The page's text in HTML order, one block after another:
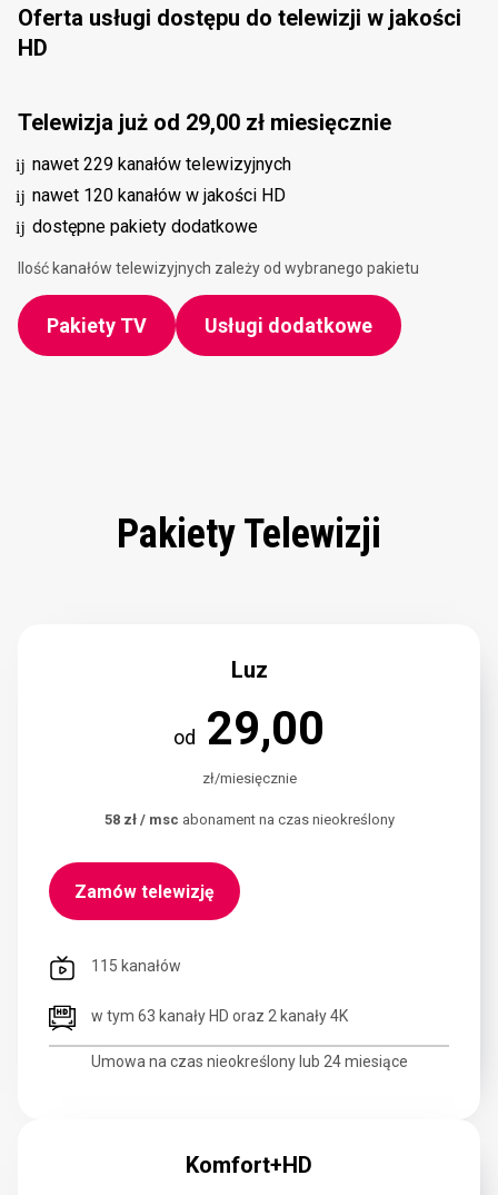
Oferta usługi dostępu do telewizji w jakości
HD
Telewizja już od 29,00 zł miesięcznie
nawet 229 kanałów telewizyjnych
nawet 120 kanałów w jakości HD
dostępne pakiety dodatkowe
Ilość kanałów telewizyjnych zależy od wybranego pakietu
Pakiety TV Usługi dodatkowe
Pakiety Telewizji
Luz
od 29,00
zł/miesięcznie
58 zł / msc abonament na czas nieokreślony
Zamów telewizję
115 kanałów
w tym 63 kanały HD oraz 2 kanały 4K
Umowa na czas nieokreślony lub 24 miesiące
Komfort+HD